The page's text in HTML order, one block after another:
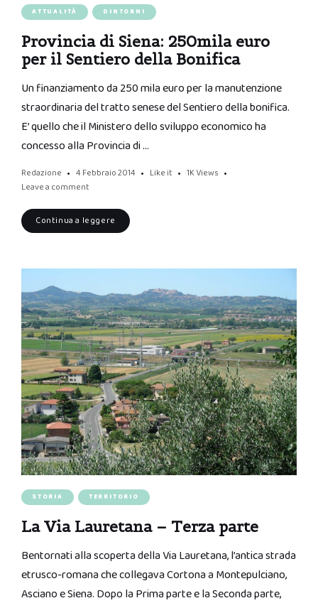
ATTUALITÀ DINTORNI
Provincia di Siena: 250mila euro
per il Sentiero della Bonifica
Un finanziamento da 250 mila euro per la manutenzione
straordinaria del tratto senese del Sentiero della bonifica.
E’ quello che il Ministero dello sviluppo economico ha
concesso alla Provincia di …
Redazione 4 Febbraio 2014 Like it 1K Views
Leave a comment
Continua a leggere
STORIA TERRITORIO
La Via Lauretana – Terza parte
Bentornati alla scoperta della Via Lauretana, l’antica strada
etrusco-romana che collegava Cortona a Montepulciano,
Asciano e Siena. Dopo la Prima parte e la Seconda parte,